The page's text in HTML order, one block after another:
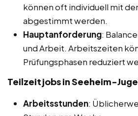
können oft individuell mit
abgestimmt werden.
Hauptanforderung:
und Arbeit. Arbeitszeiten
Prüfungsphasen reduziert
Teilzeitjobs in Seeheim-
Arbeitsstunden: